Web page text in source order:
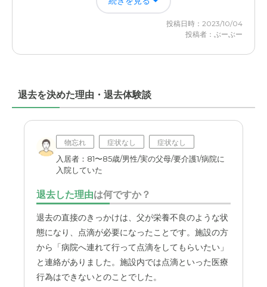
て幸いだった。少し遅れていたら入居できなかった。
う。ただコロナで面会制限があり詳しくはわからない。
外観・内装・居室・設備について
建物は新しかったこともあり全体的に清潔できれいだっ
た。また入居個室も広さが比較的ありトイレも大きく快適
だった。
介護医療サービスについて
介護のサービスはリハビリも含めてよくしていただいたの
ではないかと思っていりう。医療サービスに関しては病院
にいかないといけなかった。
投稿日時：2023/10/04
投稿者：ぶーぶー
退去を決めた理由・退去体験談
物忘れ 症状なし 症状なし
入居者：81〜85歳/男性/実の父母/要介護1/病院に
入院していた
退去した理由は何ですか？
退去の直接のきっかけは、父が栄養不良のような状
態になり、点滴が必要になったことです。施設の方
から「病院へ連れて行って点滴をしてもらいたい」
と連絡がありました。施設内では点滴といった医療
行為はできないとのことでした。